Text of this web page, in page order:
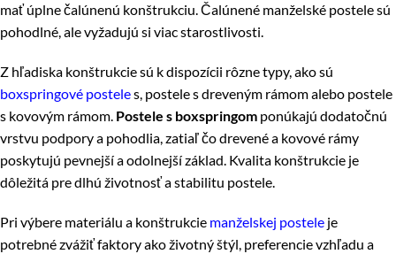
mať úplne čalúnenú konštrukciu. Čalúnené manželské postele sú
pohodlné, ale vyžadujú si viac starostlivosti.
Z hľadiska konštrukcie sú k dispozícii rôzne typy, ako sú
boxspringové posteles, postele s dreveným rámom alebo postele
s kovovým rámom. Postele s boxspringom ponúkajú dodatočnú
vrstvu podpory a pohodlia, zatiaľ čo drevené a kovové rámy
poskytujú pevnejší a odolnejší základ. Kvalita konštrukcie je
dôležitá pre dlhú životnosť a stabilitu postele.
Pri výbere materiálu a konštrukcie manželskej postele je
potrebné zvážiť faktory ako životný štýl, preferencie vzhľadu a